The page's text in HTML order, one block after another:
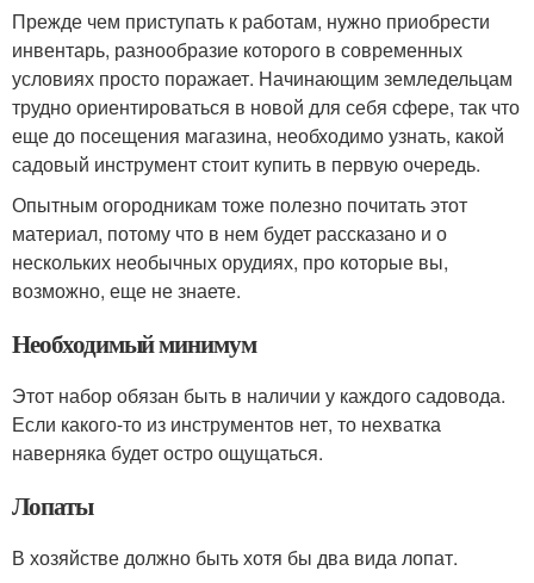
Прежде чем приступать к работам, нужно приобрести
инвентарь, разнообразие которого в современных
условиях просто поражает. Начинающим земледельцам
трудно ориентироваться в новой для себя сфере, так что
еще до посещения магазина, необходимо узнать, какой
садовый инструмент стоит купить в первую очередь.
Опытным огородникам тоже полезно почитать этот
материал, потому что в нем будет рассказано и о
нескольких необычных орудиях, про которые вы,
возможно, еще не знаете.
Необходимый минимум
Этот набор обязан быть в наличии у каждого садовода.
Если какого-то из инструментов нет, то нехватка
наверняка будет остро ощущаться.
Лопаты
В хозяйстве должно быть хотя бы два вида лопат.